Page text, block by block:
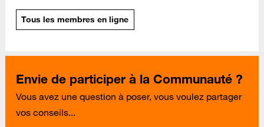
Tous les membres en ligne
Envie de participer à la Communauté ?
Vous avez une question à poser, vous voulez partager
vos conseils...